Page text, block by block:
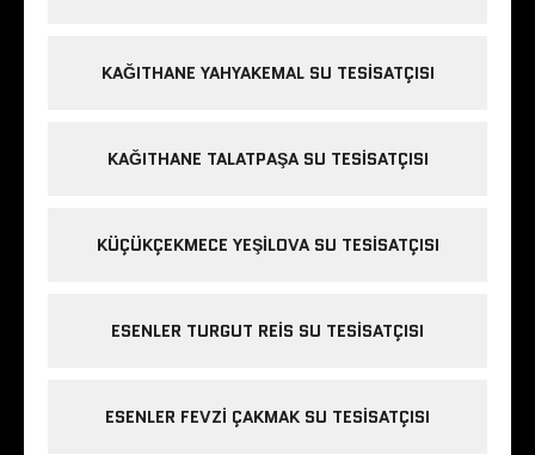
KAĞITHANE YAHYAKEMAL SU TESISATÇISI
KAĞITHANE TALATPAŞA SU TESISATÇISI
KÜÇÜKÇEKMECE YEŞILOVA SU TESISATÇISI
ESENLER TURGUT REIS SU TESISATÇISI
ESENLER FEVZI ÇAKMAK SU TESISATÇISI